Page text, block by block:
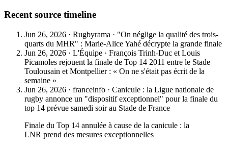
Recent source timeline
Jun 26, 2026 · Rugbyrama · "On néglige la qualité des trois-
quarts du MHR" : Marie-Alice Yahé décrypte la grande finale
Jun 26, 2026 · L'Équipe · François Trinh-Duc et Louis
Picamoles rejouent la finale de Top 14 2011 entre le Stade
Toulousain et Montpellier : « On ne s'était pas écrit de la
semaine »
Jun 26, 2026 · franceinfo · Canicule : la Ligue nationale de
rugby annonce un "dispositif exceptionnel" pour la finale du
top 14 prévue samedi soir au Stade de France
Finale du Top 14 annulée à cause de la canicule : la
LNR prend des mesures exceptionnelles